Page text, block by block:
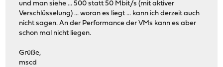
und man siehe ... 500 statt 50 Mbit/s (mit aktiver
Verschlüsselung) ... woran es liegt ... kann ich derzeit auch
nicht sagen. An der Performance der VMs kann es aber
schon mal nicht liegen.
Grüße,
mscd